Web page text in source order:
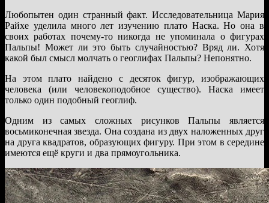
Любопытен один странный факт. Исследовательница Мария
Райхе уделила много лет изучению плато Наска. Но она в
своих работах почему-то никогда не упоминала о фигурах
Пальпы! Может ли это быть случайностью? Вряд ли. Хотя
какой был смысл молчать о геоглифах Пальпы? Непонятно.
На этом плато найдено с десяток фигур, изображающих
человека (или человекоподобное существо). Наска имеет
только один подобный геоглиф.
Одним из самых сложных рисунков Пальпы является
восьмиконечная звезда. Она создана из двух наложенных друг
на друга квадратов, образующих фигуру. При этом в середине
имеются ещё круги и два прямоугольника.